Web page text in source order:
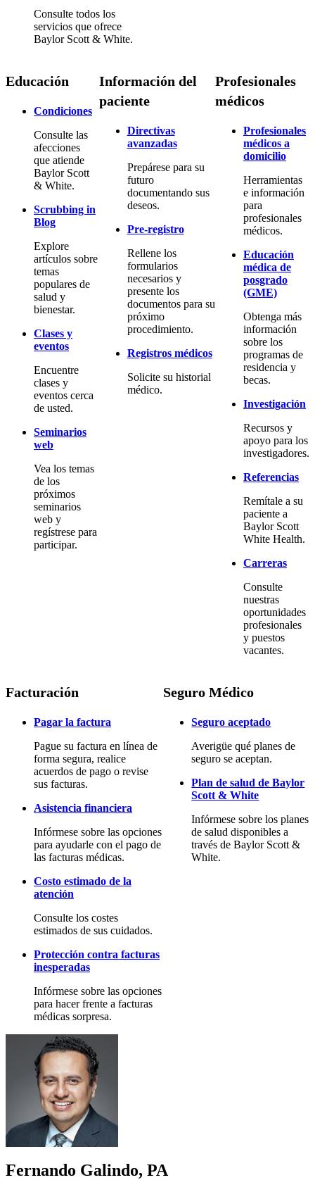
Consulte todos los
servicios que ofrece
Baylor Scott & White.
Educación
Condiciones
Consulte las
afecciones
que atiende
Baylor Scott
& White.
Scrubbing in
Blog
Explore
artículos sobre
temas
populares de
salud y
bienestar.
Clases y
eventos
Encuentre
clases y
eventos cerca
de usted.
Seminarios
web
Vea los temas
de los
próximos
seminarios
web y
regístrese para
participar.
Información del
paciente
Directivas
avanzadas
Prepárese para su
futuro
documentando sus
deseos.
Pre-registro
Rellene los
formularios
necesarios y
presente los
documentos para su
próximo
procedimiento.
Registros médicos
Solicite su historial
médico.
Profesionales
médicos
Profesionales
médicos a
domicilio
Herramientas
e información
para
profesionales
médicos.
Educación
médica de
posgrado
(GME)
Obtenga más
información
sobre los
programas de
residencia y
becas.
Investigación
Recursos y
apoyo para los
investigadores.
Referencias
Remítale a su
paciente a
Baylor Scott
White Health.
Carreras
Consulte
nuestras
oportunidades
profesionales
y puestos
vacantes.
Facturación
Pagar la factura
Pague su factura en línea de
forma segura, realice
acuerdos de pago o revise
sus facturas.
Asistencia financiera
Infórmese sobre las opciones
para ayudarle con el pago de
las facturas médicas.
Costo estimado de la
atención
Consulte los costes
estimados de sus cuidados.
Protección contra facturas
inesperadas
Infórmese sobre las opciones
para hacer frente a facturas
médicas sorpresa.
Seguro Médico
Seguro aceptado
Averigüe qué planes de
seguro se aceptan.
Plan de salud de Baylor
Scott & White
Infórmese sobre los planes
de salud disponibles a
través de Baylor Scott &
White.
Fernando Galindo, PA